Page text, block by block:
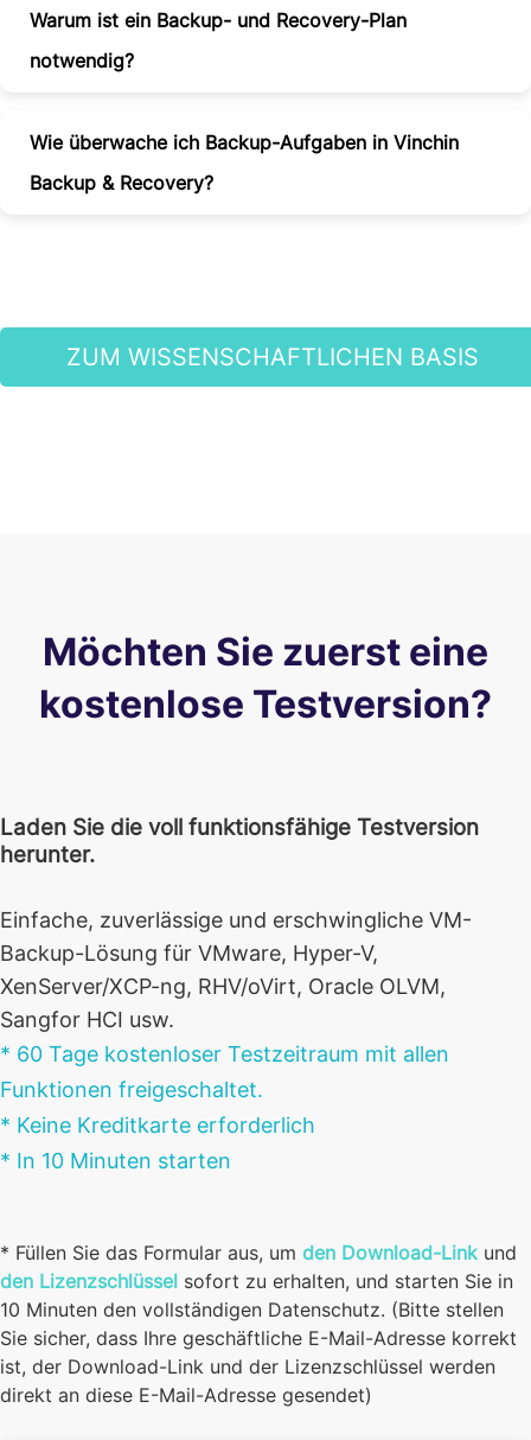
Warum ist ein Backup- und Recovery-Plan
notwendig?
Wie überwache ich Backup-Aufgaben in Vinchin
Backup & Recovery?
ZUM WISSENSCHAFTLICHEN BASIS
Möchten Sie zuerst eine
kostenlose Testversion?
Laden Sie die voll funktionsfähige Testversion
herunter.
Einfache, zuverlässige und erschwingliche VM-
Backup-Lösung für VMware, Hyper-V,
XenServer/XCP-ng, RHV/oVirt, Oracle OLVM,
Sangfor HCI usw.
* 60 Tage kostenloser Testzeitraum mit allen
Funktionen freigeschaltet.
* Keine Kreditkarte erforderlich
* In 10 Minuten starten
* Füllen Sie das Formular aus, um den Download-Linkund
den Lizenzschlüssel sofort zu erhalten, und starten Sie in
10 Minuten den vollständigen Datenschutz. (Bitte stellen
Sie sicher, dass Ihre geschäftliche E-Mail-Adresse korrekt
ist, der Download-Link und der Lizenzschlüssel werden
direkt an diese E-Mail-Adresse gesendet)